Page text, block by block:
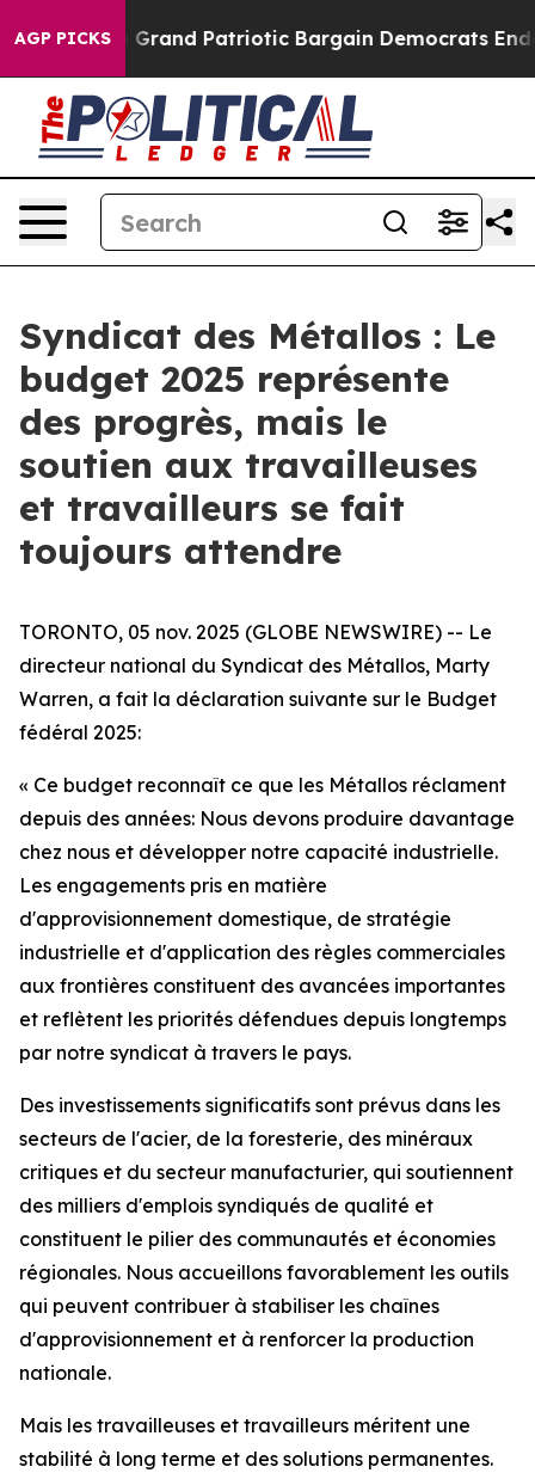
AGP PICKS
For a Grand Patriotic Bargain Democrats
Syndicat des Métallos : Le
budget 2025 représente
des progrès, mais le
soutien aux travailleuses
et travailleurs se fait
toujours attendre
TORONTO, 05 nov. 2025 (GLOBE NEWSWIRE) -- Le
directeur national du Syndicat des Métallos, Marty
Warren, a fait la déclaration suivante sur le Budget
fédéral 2025:
« Ce budget reconnaît ce que les Métallos réclament
depuis des années: Nous devons produire davantage
chez nous et développer notre capacité industrielle.
Les engagements pris en matière
d'approvisionnement domestique, de stratégie
industrielle et d'application des règles commerciales
aux frontières constituent des avancées importantes
et reflètent les priorités défendues depuis longtemps
par notre syndicat à travers le pays.
Des investissements significatifs sont prévus dans les
secteurs de l'acier, de la foresterie, des minéraux
critiques et du secteur manufacturier, qui soutiennent
des milliers d'emplois syndiqués de qualité et
constituent le pilier des communautés et économies
régionales. Nous accueillons favorablement les outils
qui peuvent contribuer à stabiliser les chaînes
d'approvisionnement et à renforcer la production
nationale.
Mais les travailleuses et travailleurs méritent une
stabilité à long terme et des solutions permanentes.